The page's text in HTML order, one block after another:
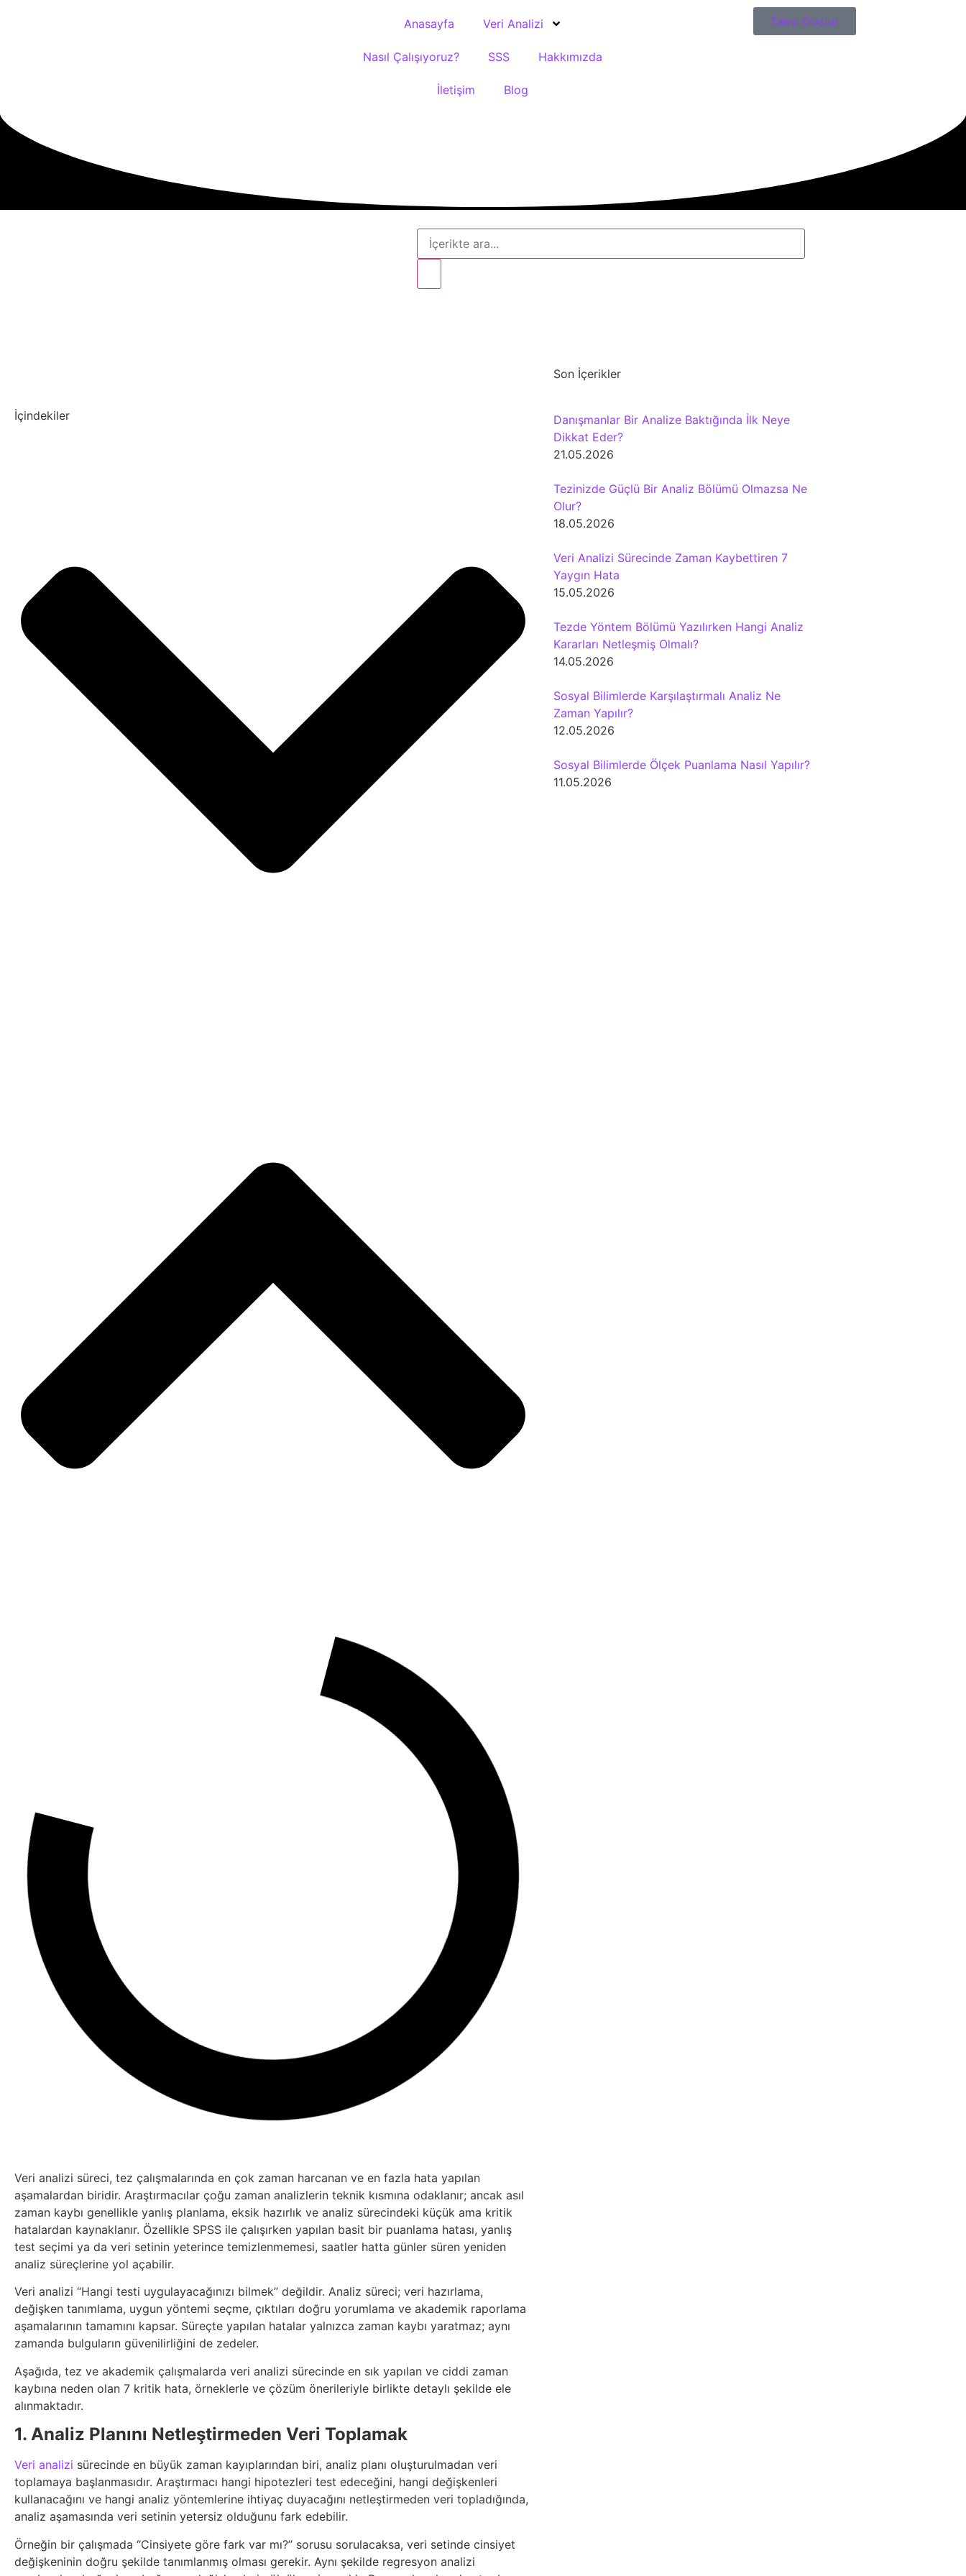
Anasayfa Veri Analizi
Nasıl Çalışıyoruz? SSS Hakkımızda
İletişim Blog
Talep Oluştur
İçindekiler
Veri analizi süreci, tez çalışmalarında en çok zaman harcanan ve en fazla hata yapılan
aşamalardan biridir. Araştırmacılar çoğu zaman analizlerin teknik kısmına odaklanır; ancak asıl
zaman kaybı genellikle yanlış planlama, eksik hazırlık ve analiz sürecindeki küçük ama kritik
hatalardan kaynaklanır. Özellikle SPSS ile çalışırken yapılan basit bir puanlama hatası, yanlış
test seçimi ya da veri setinin yeterince temizlenmemesi, saatler hatta günler süren yeniden
analiz süreçlerine yol açabilir.
Veri analizi “Hangi testi uygulayacağınızı bilmek” değildir. Analiz süreci; veri hazırlama,
değişken tanımlama, uygun yöntemi seçme, çıktıları doğru yorumlama ve akademik raporlama
aşamalarının tamamını kapsar. Süreçte yapılan hatalar yalnızca zaman kaybı yaratmaz; aynı
zamanda bulguların güvenilirliğini de zedeler.
Aşağıda, tez ve akademik çalışmalarda veri analizi sürecinde en sık yapılan ve ciddi zaman
kaybına neden olan 7 kritik hata, örneklerle ve çözüm önerileriyle birlikte detaylı şekilde ele
alınmaktadır.
1. Analiz Planını Netleştirmeden Veri Toplamak
Veri analizi sürecinde en büyük zaman kayıplarından biri, analiz planı oluşturulmadan veri
toplamaya başlanmasıdır. Araştırmacı hangi hipotezleri test edeceğini, hangi değişkenleri
kullanacağını ve hangi analiz yöntemlerine ihtiyaç duyacağını netleştirmeden veri topladığında,
analiz aşamasında veri setinin yetersiz olduğunu fark edebilir.
Örneğin bir çalışmada “Cinsiyete göre fark var mı?” sorusu sorulacaksa, veri setinde cinsiyet
değişkeninin doğru şekilde tanımlanmış olması gerekir. Aynı şekilde regresyon analizi
Son İçerikler
Danışmanlar Bir Analize Baktığında İlk Neye
Dikkat Eder?
21.05.2026
Tezinizde Güçlü Bir Analiz Bölümü Olmazsa Ne
Olur?
18.05.2026
Veri Analizi Sürecinde Zaman Kaybettiren 7
Yaygın Hata
15.05.2026
Tezde Yöntem Bölümü Yazılırken Hangi Analiz
Kararları Netleşmiş Olmalı?
14.05.2026
Sosyal Bilimlerde Karşılaştırmalı Analiz Ne
Zaman Yapılır?
12.05.2026
Sosyal Bilimlerde Ölçek Puanlama Nasıl Yapılır?
11.05.2026